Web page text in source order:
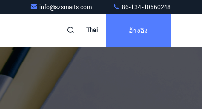
info@szsmarts.com 86-134-10560248
Thai อ้างอิง